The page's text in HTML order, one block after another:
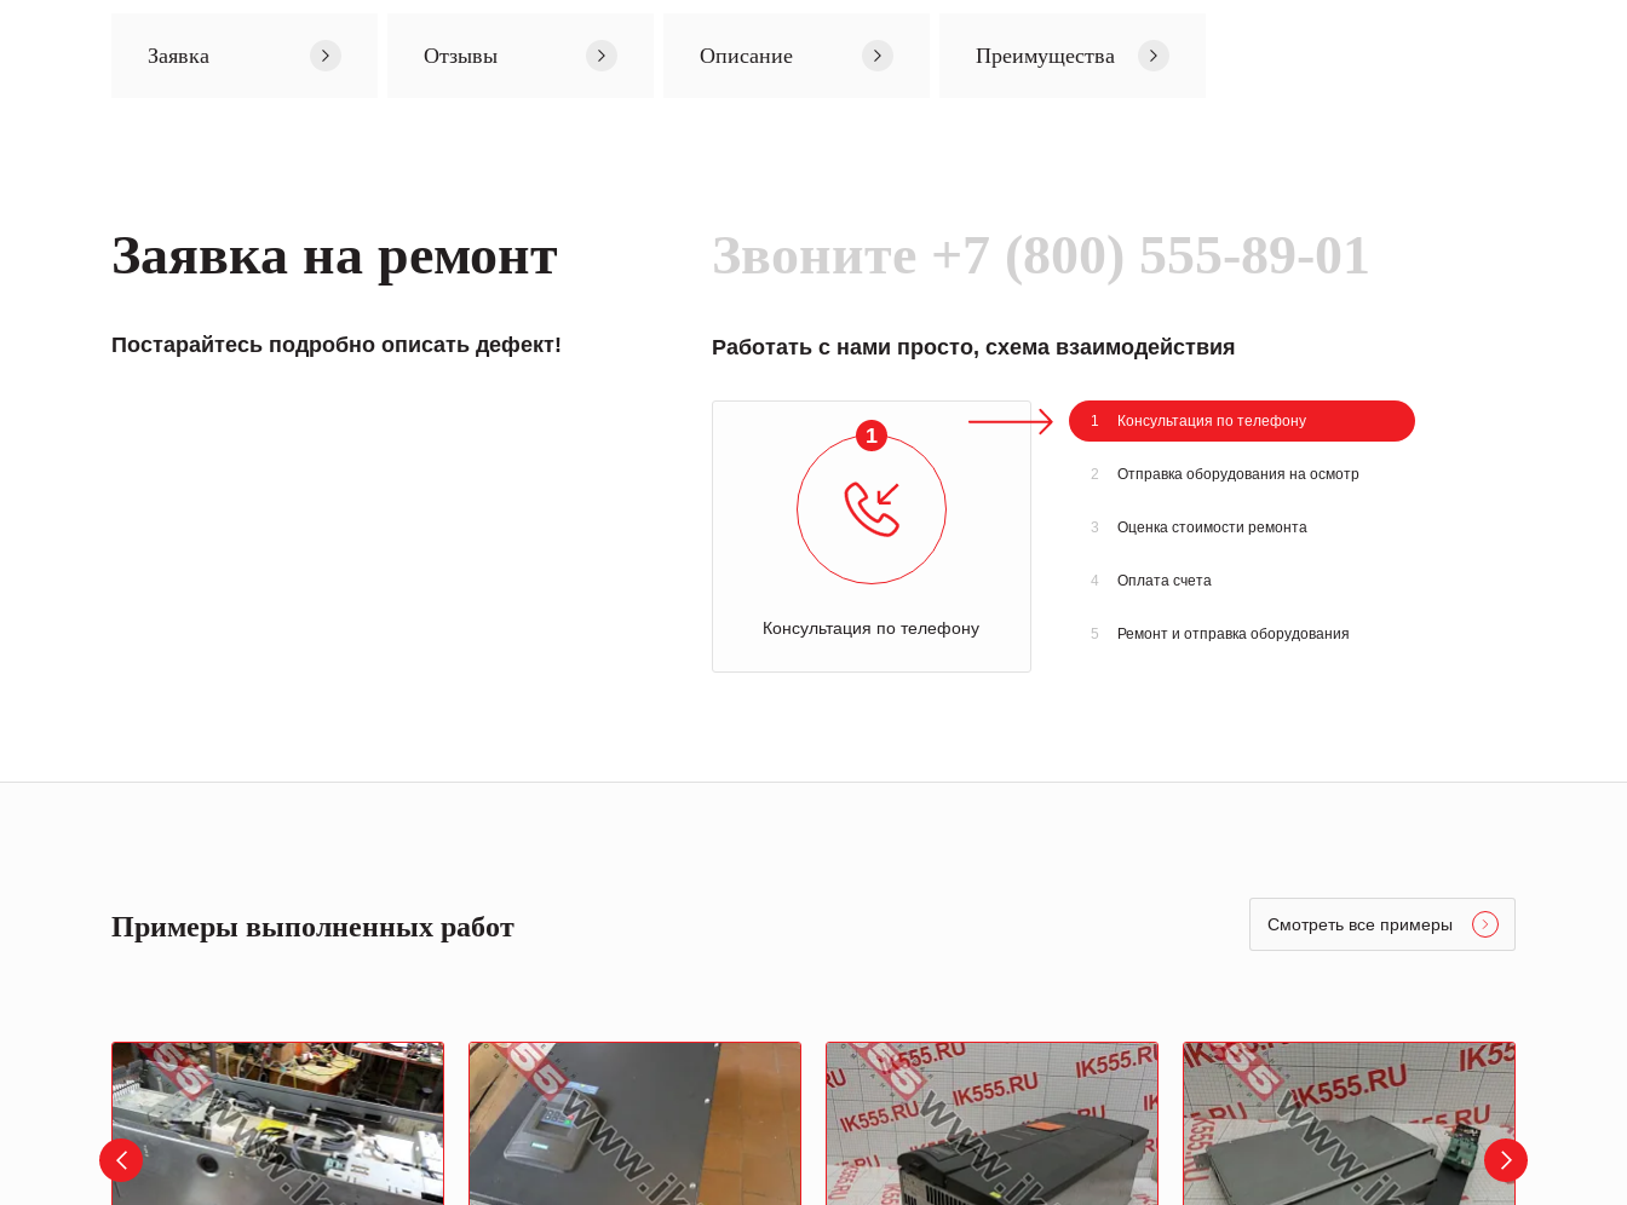
Заявка Отзывы Описание Преимущества
Заявка на ремонт
Постарайтесь подробно описать дефект!
Звоните +7 (800) 555-89-01
Работать с нами просто, схема взаимодействия
1
Консультация по телефону
1 Консультация по телефону
2 Отправка оборудования на осмотр
3 Оценка стоимости ремонта
4 Оплата счета
5 Ремонт и отправка оборудования
Примеры выполненных работ Смотреть все примеры